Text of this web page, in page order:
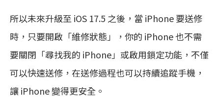
所以未來升級至 iOS 17.5 之後，當 iPhone 要送修
時，只要開啟「維修狀態」，你的 iPhone 也不需
要關閉「尋找我的 iPhone」或啟用鎖定功能，不僅
可以快速送修，在送修過程也可以持續追蹤手機，
讓 iPhone 變得更安全。